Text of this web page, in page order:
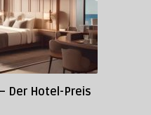
Der Hotel-Preis